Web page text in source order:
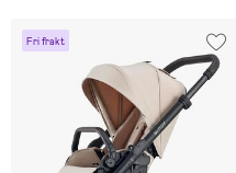
Fri frakt